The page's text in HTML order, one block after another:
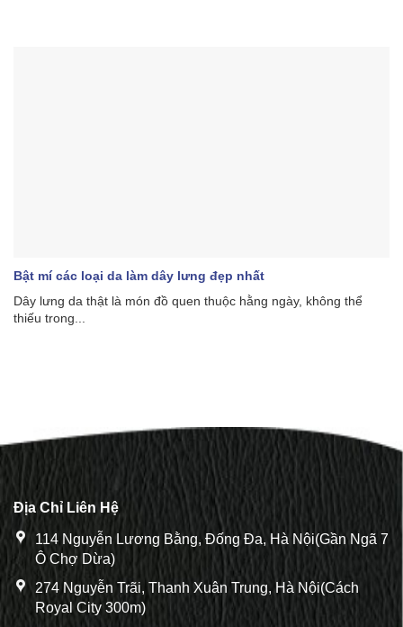
Bật mí các loại da làm dây lưng đẹp nhất
Dây lưng da thật là món đồ quen thuộc hằng ngày, không thể
thiếu trong...
Địa Chỉ Liên Hệ
114 Nguyễn Lương Bằng, Đống Đa, Hà Nội(Gần Ngã 7
Ô Chợ Dừa)
274 Nguyễn Trãi, Thanh Xuân Trung, Hà Nội(Cách
Royal City 300m)